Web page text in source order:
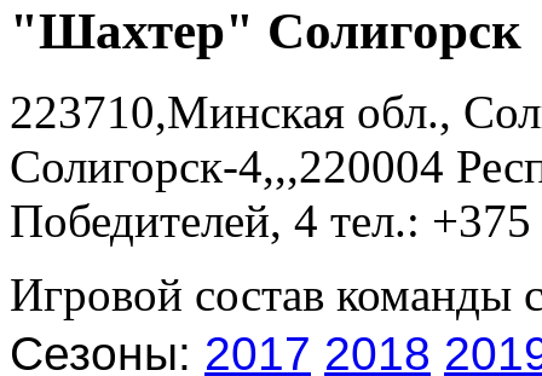
"Шахтер" Солигорск
223710,Минская обл.,
Солигорск-4,,,220004
Победителей, 4 тел.:
Игровой состав команды
Сезоны: 2017 2018